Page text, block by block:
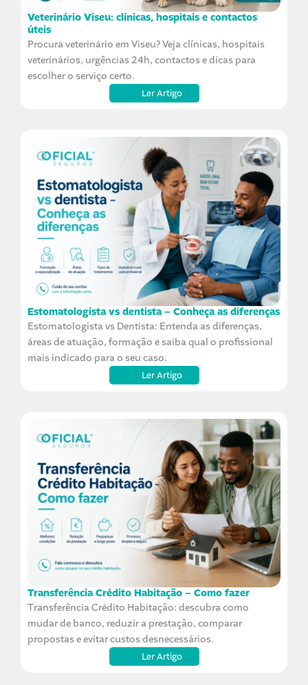
Veterinário Viseu: clínicas, hospitais e contactos
úteis
Procura veterinário em Viseu? Veja clínicas, hospitais
veterinários, urgências 24h, contactos e dicas para
escolher o serviço certo.
Ler Artigo
Estomatologista vs dentista – Conheça as diferenças
Estomatologista vs Dentista: Entenda as diferenças,
áreas de atuação, formação e saiba qual o profissional
mais indicado para o seu caso.
Ler Artigo
Transferência Crédito Habitação – Como fazer
Transferência Crédito Habitação: descubra como
mudar de banco, reduzir a prestação, comparar
propostas e evitar custos desnecessários.
Ler Artigo